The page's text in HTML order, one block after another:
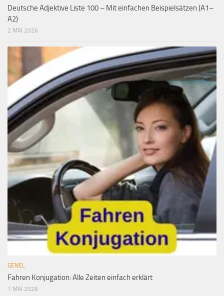
Deutsche Adjektive Liste 100 – Mit einfachen Beispielsätzen (A1–
A2)
2 MAI 2026
GENEL
Fahren Konjugation: Alle Zeiten einfach erklärt
1 MAI 2026